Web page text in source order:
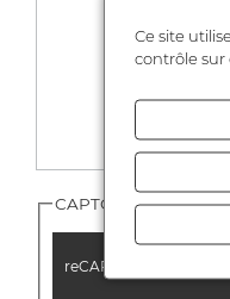
CAPTCHA
reCAPTCHA est
Ce site
contrôle sur